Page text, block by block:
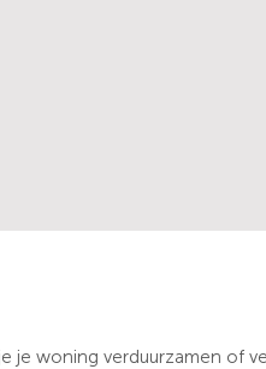
je woning verduurzamen of